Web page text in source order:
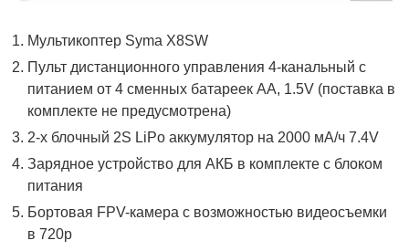
Мультикоптер Syma X8SW
Пульт дистанционного управления 4-канальный с
питанием от 4 сменных батареек АА, 1.5V (поставка в
комплекте не предусмотрена)
2-х блочный 2S LiPo аккумулятор на 2000 мА/ч 7.4V
Зарядное устройство для АКБ в комплекте с блоком
питания
Бортовая FPV-камера с возможностью видеосъемки
в 720р